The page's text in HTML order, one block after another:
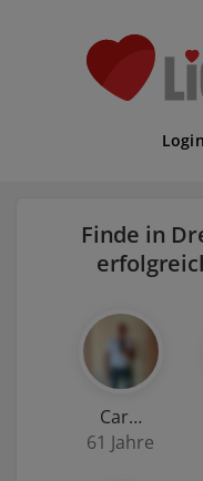
Login
Finde in
Car…
61 Jahre